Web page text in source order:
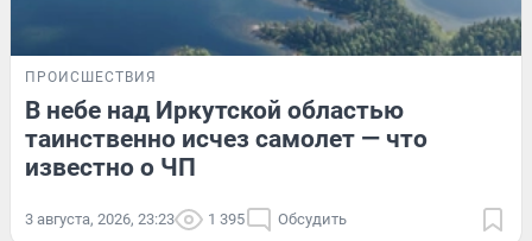
ПРОИСШЕСТВИЯ
В небе над Иркутской областью
таинственно исчез самолет — что
известно о ЧП
3 августа, 2026, 23:23 1 395 Обсудить